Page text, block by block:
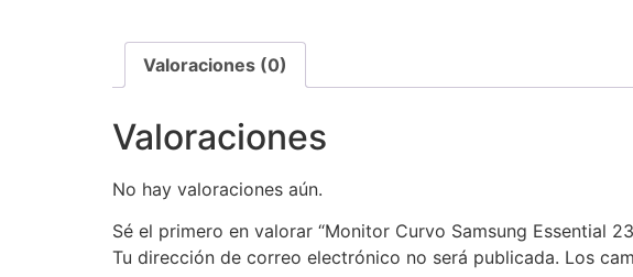
Valoraciones (0)
Valoraciones
No hay valoraciones aún.
Sé el primero en valorar “Monitor Curvo Samsung Essential
Tu dirección de correo electrónico no será publicada. Los